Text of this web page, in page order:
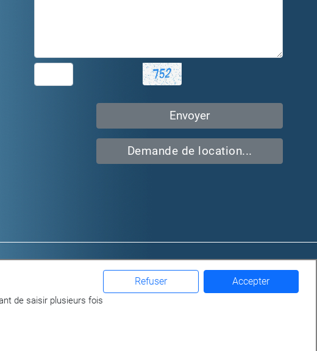
Demande de location...
Qui sommes-nous?
Location
Gérance
de saisir plusieurs fois
Accepter
Refuser